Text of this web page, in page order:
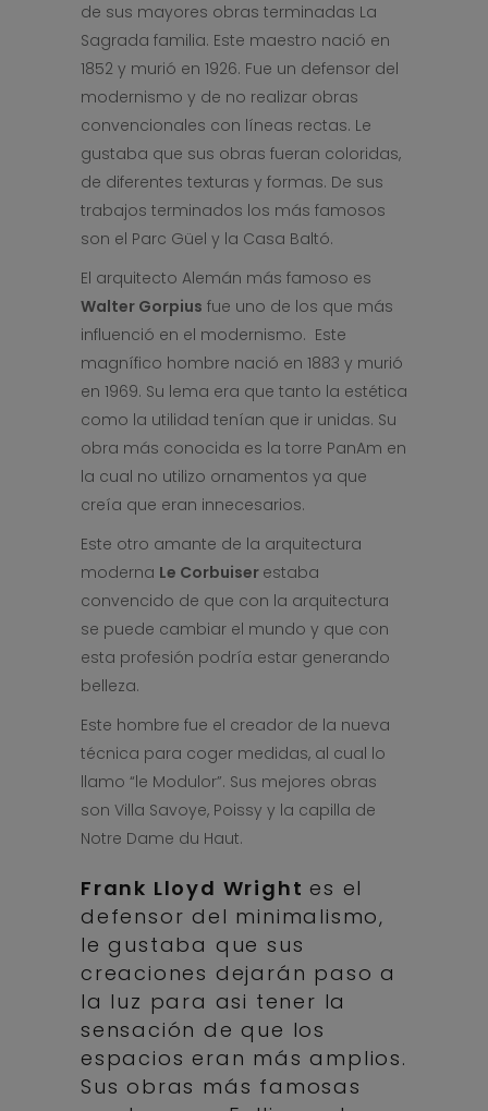
de sus mayores obras terminadas La
Sagrada familia. Este maestro nació en
1852 y murió en 1926. Fue un defensor del
modernismo y de no realizar obras
convencionales con líneas rectas. Le
gustaba que sus obras fueran coloridas,
de diferentes texturas y formas. De sus
trabajos terminados los más famosos
son el Parc Güel y la Casa Baltó.
El arquitecto Alemán más famoso es
Walter Gorpius fue uno de los que más
influenció en el modernismo. Este
magnífico hombre nació en 1883 y murió
en 1969. Su lema era que tanto la estética
como la utilidad tenían que ir unidas. Su
obra más conocida es la torre PanAm en
la cual no utilizo ornamentos ya que
creía que eran innecesarios.
Este otro amante de la arquitectura
moderna Le Corbuiser estaba
convencido de que con la arquitectura
se puede cambiar el mundo y que con
esta profesión podría estar generando
belleza.
Este hombre fue el creador de la nueva
técnica para coger medidas, al cual lo
llamo “le Modulor”. Sus mejores obras
son Villa Savoye, Poissy y la capilla de
Notre Dame du Haut.
Frank Lloyd Wright es el
defensor del minimalismo,
le gustaba que sus
creaciones dejarán paso a
la luz para asi tener la
sensación de que los
espacios eran más amplios.
Sus obras más famosas